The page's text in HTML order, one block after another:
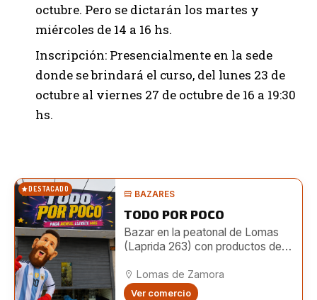
octubre. Pero se dictarán los martes y
miércoles de 14 a 16 hs.
Inscripción: Presencialmente en la sede
donde se brindará el curso, del lunes 23 de
octubre al viernes 27 de octubre de 16 a 19:30
hs.
DESTACADO BAZARES
TODO POR POCO
Bazar en la peatonal de Lomas
(Laprida 263) con productos de
juguetes y más a precios
accesibles.
Lomas de Zamora
Ver comercio